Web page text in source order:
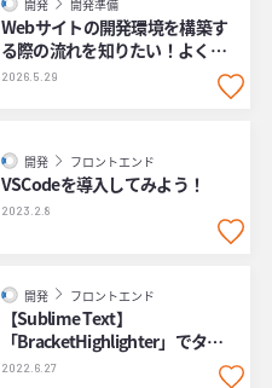
開発 開発準備
Webサイトの開発環境を構築す
る際の流れを知りたい！よく使
われるツールも紹介します！
2026.5.29
開発 フロントエンド
VSCodeを導入してみよう！
2023.2.8
開発 フロントエンド
【Sublime Text】
「BracketHighlighter」でタグ
や括弧の開始と終了を強調する
2022.6.27